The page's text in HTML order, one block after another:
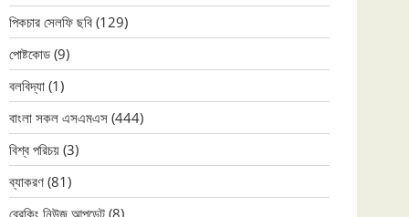
পিকচার সেলফি ছবি (129)
পোষ্টকোড (9)
বলবিদ্যা (1)
বাংলা সকল এসএমএস (444)
বিশ্ব পরিচয় (3)
ব্যাকরণ (81)
ব্রেকিং নিউজ আপডেট (8)